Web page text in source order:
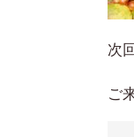
次
ご